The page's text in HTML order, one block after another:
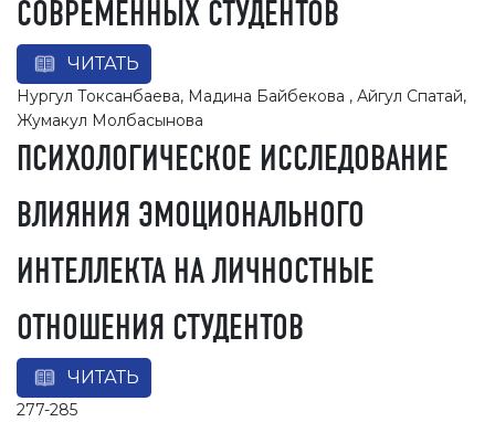
СОВРЕМЕННЫХ СТУДЕНТОВ
ЧИТАТЬ
Нургул Токсанбаева, Мадина Байбекова , Айгул Спатай,
Жумакул Молбасынова
ПСИХОЛОГИЧЕСКОЕ ИССЛЕДОВАНИЕ
ВЛИЯНИЯ ЭМОЦИОНАЛЬНОГО
ИНТЕЛЛЕКТА НА ЛИЧНОСТНЫЕ
ОТНОШЕНИЯ СТУДЕНТОВ
ЧИТАТЬ
277-285